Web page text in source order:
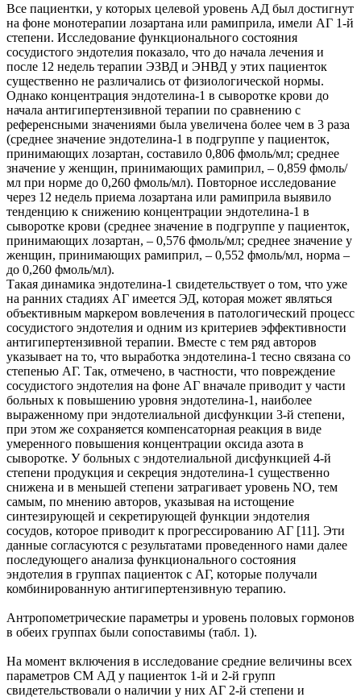
Все пациентки, у которых целевой уровень АД был достигнут
на фоне монотерапии лозартана или рамиприла, имели АГ 1-й
степени. Исследование функционального состояния
сосудистого эндотелия показало, что до начала лечения и
после 12 недель терапии ЭЗВД и ЭНВД у этих пациенток
существенно не различались от физиологической нормы.
Однако концентрация эндотелина-1 в сыворотке крови до
начала антигипертензивной терапии по сравнению с
референсными значениями была увеличена более чем в 3 раза
(среднее значение эндотелина-1 в подгруппе у пациенток,
принимающих лозартан, составило 0,806 фмоль/мл; среднее
значение у женщин, принимающих рамиприл, – 0,859 фмоль/
мл при норме до 0,260 фмоль/мл). Повторное исследование
через 12 недель приема лозартана или рамиприла выявило
тенденцию к снижению концентрации эндотелина-1 в
сыворотке крови (среднее значение в подгруппе у пациенток,
принимающих лозартан, – 0,576 фмоль/мл; среднее значение у
женщин, принимающих рамиприл, – 0,552 фмоль/мл, норма –
до 0,260 фмоль/мл).
Такая динамика эндотелина-1 свидетельствует о том, что уже
на ранних стадиях АГ имеется ЭД, которая может являться
объективным маркером вовлечения в патологический процесс
сосудистого эндотелия и одним из критериев эффективности
антигипертензивной терапии. Вместе с тем ряд авторов
указывает на то, что выработка эндотелина-1 тесно связана со
степенью АГ. Так, отмечено, в частности, что повреждение
сосудистого эндотелия на фоне АГ вначале приводит у части
больных к повышению уровня эндотелина-1, наиболее
выраженному при эндотелиальной дисфункции 3-й степени,
при этом же сохраняется компенсаторная реакция в виде
умеренного повышения концентрации оксида азота в
сыворотке. У больных с эндотелиальной дисфункцией 4-й
степени продукция и секреция эндотелина-1 существенно
снижена и в меньшей степени затрагивает уровень NO, тем
самым, по мнению авторов, указывая на истощение
синтезирующей и секретирующей функции эндотелия
сосудов, которое приводит к прогрессированию АГ [11]. Эти
данные согласуются с результатами проведенного нами далее
последующего анализа функционального состояния
эндотелия в группах пациенток с АГ, которые получали
комбинированную антигипертензивную терапию.
Антропометрические параметры и уровень половых гормонов
в обеих группах были сопоставимы (табл. 1).
На момент включения в исследование средние величины всех
параметров СМ АД у пациенток 1-й и 2-й групп
свидетельствовали о наличии у них АГ 2-й степени и